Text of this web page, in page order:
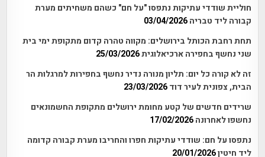
חוליית שודדי עתיקות נתפסו "על חם" כשהם משחיתים מערת
קבורה ליד טבריה 03/04/2026
תחת רחבת הכותל בירושלים: מקווה טהרה קדום מתקופת ימי בית
שני נחשף בחפירה ארכיאלוגית25/03/2026
זה לא קורה כל יום: תליון מנורה נדיר נחשף בחפירות למרגלות הר
הבית, צפונית לעיר דוד 23/03/2026
שרידים חדשים של קטע מחומת ירושלים מתקופת החשמונאים
נחשפו לאחרונה 17/02/2026
נתפסו על חם: שודדי עתיקות חפרו והחריבו מערת קבורה קדומה
ליד חיטין20/01/2026